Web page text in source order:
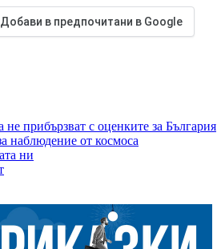
Добави в предпочитани в Google
прибързват с оценките за България
наблюдение от космоса
ни